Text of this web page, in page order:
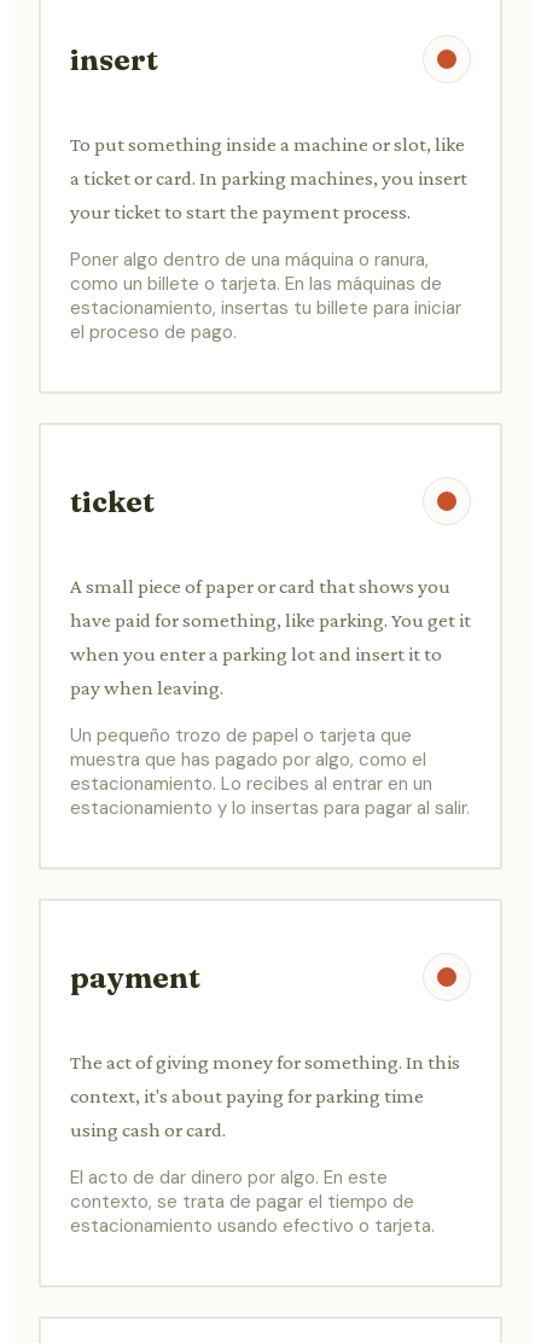
insert
To put something inside a machine or slot, like
a ticket or card. In parking machines, you insert
your ticket to start the payment process.
Poner algo dentro de una máquina o ranura,
como un billete o tarjeta. En las máquinas de
estacionamiento, insertas tu billete para iniciar
el proceso de pago.
ticket
A small piece of paper or card that shows you
have paid for something, like parking. You get it
when you enter a parking lot and insert it to
pay when leaving.
Un pequeño trozo de papel o tarjeta que
muestra que has pagado por algo, como el
estacionamiento. Lo recibes al entrar en un
estacionamiento y lo insertas para pagar al salir.
payment
The act of giving money for something. In this
context, it's about paying for parking time
using cash or card.
El acto de dar dinero por algo. En este
contexto, se trata de pagar el tiempo de
estacionamiento usando efectivo o tarjeta.